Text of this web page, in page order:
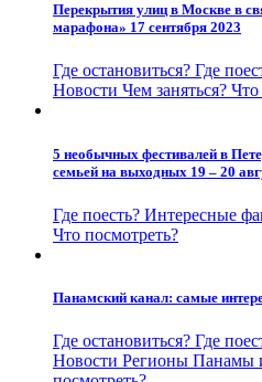
Перекрытия улиц в Москве в
марафона» 17 сентября 2023
Где остановиться? Где
Новости Чем заняться? Что
5 необычных фестивалей в
семьей на выходных 19 – 20
Где поесть? Интересные
Что посмотреть?
Панамский канал: самые
Где остановиться? Где
Новости Регионы Панамы